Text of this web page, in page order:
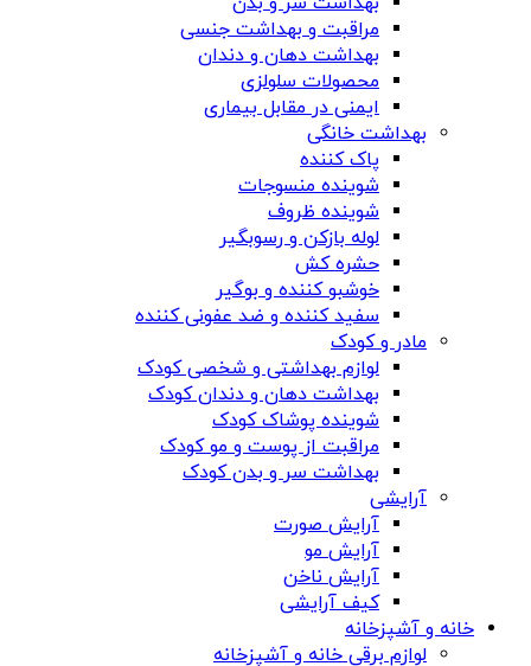
مراقبت و بهداشت جنسی
بهداشت دهان و دندان
محصولات سلولزی
ایمنی در مقابل بیماری
بهداشت خانگی
پاک کننده
شوینده منسوجات
شوینده ظروف
لوله بازکن و رسوبگیر
حشره کش
خوشبو کننده و بوگیر
سفید کننده و ضد عفونی کننده
مادر و کودک
لوازم بهداشتی و شخصی کودک
بهداشت دهان و دندان کودک
شوینده پوشاک کودک
مراقبت از پوست و مو کودک
بهداشت سر و بدن کودک
آرایشی
آرایش صورت
آرایش مو
آرایش ناخن
کیف آرایشی
خانه و آشپزخانه
لوازم برقی خانه و آشپزخانه